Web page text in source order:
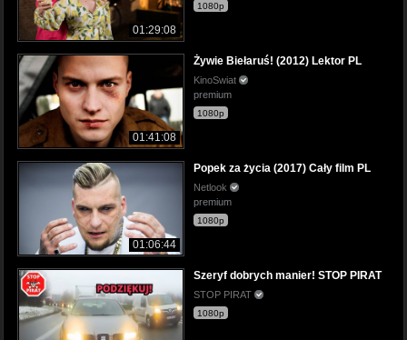
01:29:08
1080p
01:41:08
Żywie Biełaruś! (2012) Lektor PL
KinoSwiat
premium
1080p
01:06:44
Popek za życia (2017) Cały film PL
Netlook
premium
1080p
Szeryf dobrych manier! STOP PIRAT
STOP PIRAT
1080p